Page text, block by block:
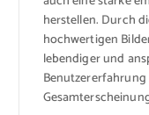
herstellen. Durch
hochwertigen
lebendiger und